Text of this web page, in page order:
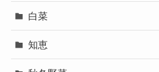
白菜
知恵